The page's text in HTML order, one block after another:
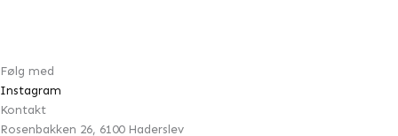
Følg med
Instagram
Kontakt
Rosenbakken 26, 6100 Haderslev